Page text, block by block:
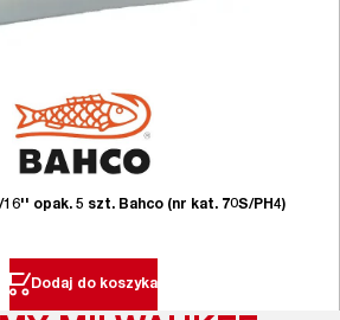
16'' opak. 5 szt. Bahco (nr kat. 70S/PH4)
Dodaj do koszyka